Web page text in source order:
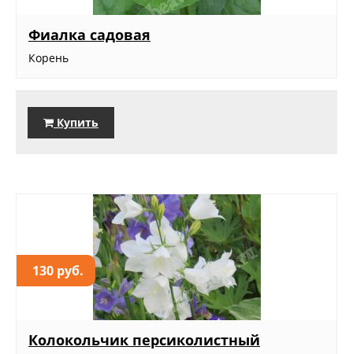
Фиалка садовая
Корень
Купить
130 руб.
Колокольчик персиколистный